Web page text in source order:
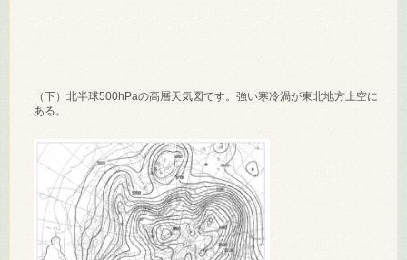
（下）北半球500hPaの高層天気図です。強い寒冷渦が東北地方上空に
ある。